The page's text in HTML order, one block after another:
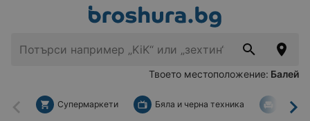
Твоето местоположение: Балей
Назад
Супермаркети Бяла и черна техника За